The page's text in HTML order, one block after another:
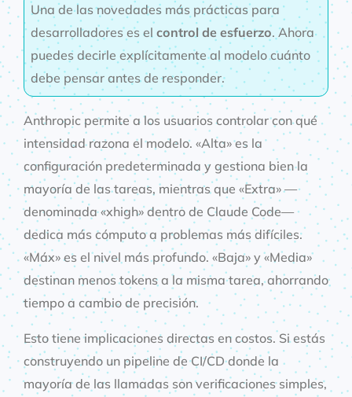
Una de las novedades más prácticas para
desarrolladores es el control de esfuerzo. Ahora
puedes decirle explícitamente al modelo cuánto
debe pensar antes de responder.
Anthropic permite a los usuarios controlar con qué
intensidad razona el modelo. «Alta» es la
configuración predeterminada y gestiona bien la
mayoría de las tareas, mientras que «Extra» —
denominada «xhigh» dentro de Claude Code—
dedica más cómputo a problemas más difíciles.
«Máx» es el nivel más profundo. «Baja» y «Media»
destinan menos tokens a la misma tarea, ahorrando
tiempo a cambio de precisión.
Esto tiene implicaciones directas en costos. Si estás
construyendo un pipeline de CI/CD donde la
mayoría de las llamadas son verificaciones simples,